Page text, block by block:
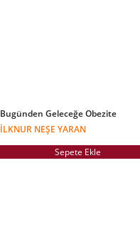
Bugünden Geleceğe Obezite
İLKNUR NEŞE YARAN
Sepete Ekle